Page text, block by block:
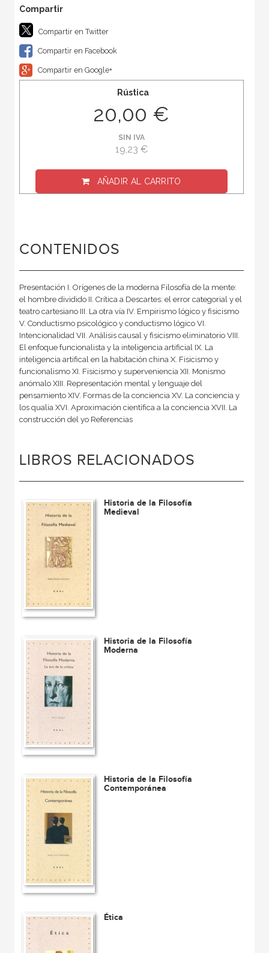
Compartir en Twitter
Compartir en Facebook
Compartir en Google+
Rústica
20,00 €
SIN IVA
19,23 €
AÑADIR AL CARRITO
CONTENIDOS
Presentación I. Orígenes de la moderna Filosofía de la mente:
el hombre dividido II. Crítica a Descartes: el error categorial y el
teatro cartesiano III. La otra vía IV. Empirismo lógico y fisicismo
V. Conductismo psicológico y conductismo lógico VI.
Intencionalidad VII. Análisis causal y fisicismo eliminatorio VIII.
El enfoque funcionalista y la inteligencia artificial IX. La
inteligencia artifical en la habitación china X. Fisicismo y
funcionalismo XI. Fisicismo y superveniencia XII. Monismo
anómalo XIII. Representación mental y lenguaje del
pensamiento XIV. Formas de la conciencia XV. La conciencia y
los qualia XVI. Aproximación científica a la conciencia XVII. La
construcción del yo Referencias
LIBROS RELACIONADOS
Historia de la Filosofía
Medieval
Historia de la Filosofía
Moderna
Historia de la Filosofía
Contemporánea
Ética